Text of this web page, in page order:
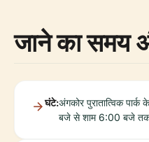
जाने का समय
घंटे:अंगकोर पुरातात्विक
बजे से शाम 6:00 बजे